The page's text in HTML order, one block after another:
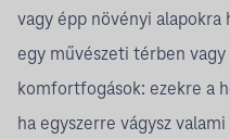
vagy épp növényi alapokra
egy művészeti térben
komfortfogások: ezekre a
ha egyszerre vágysz